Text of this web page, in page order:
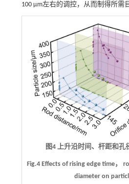
100 μm左右的调控，从而制得所需
图4 上升沿时间、杆距和孔
Fig.4 Effects of rising edge time，
diameter on